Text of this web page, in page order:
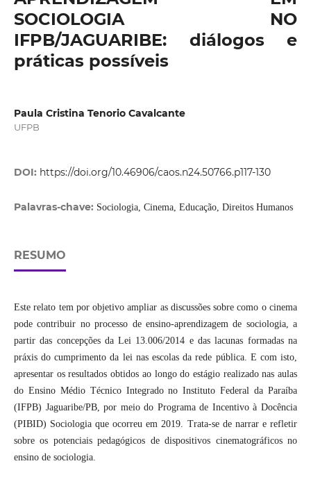
SOCIOLOGIA NO
IFPB/JAGUARIBE: diálogos e
práticas possíveis
Paula Cristina Tenorio Cavalcante
UFPB
DOI: https://doi.org/10.46906/caos.n24.50766.p117-130
Palavras-chave: Sociologia, Cinema, Educação, Direitos Humanos
RESUMO
Este relato tem por objetivo ampliar as discussões sobre como o cinema
pode contribuir no processo de ensino-aprendizagem de sociologia, a
partir das concepções da Lei 13.006/2014 e das lacunas formadas na
práxis do cumprimento da lei nas escolas da rede pública. E com isto,
apresentar os resultados obtidos ao longo do estágio realizado nas aulas
do Ensino Médio Técnico Integrado no Instituto Federal da Paraíba
(IFPB) Jaguaribe/PB, por meio do Programa de Incentivo à Docência
(PIBID) Sociologia que ocorreu em 2019. Trata-se de narrar e refletir
sobre os potenciais pedagógicos de dispositivos cinematográficos no
ensino de sociologia.